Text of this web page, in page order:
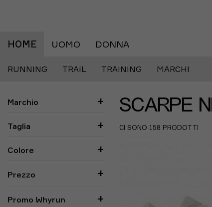
HOME UOMO DONNA
RUNNING TRAIL TRAINING MARCHI
Marchio
Taglia
Colore
Prezzo
Promo Whyrun
SCARPE
CI SONO 158 PRODOTTI